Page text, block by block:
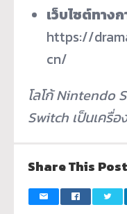
เว็บไซต์ทางก
https://
cn/
โลโก้ Nintendo
Switch เป็นเครื่
Share This Post